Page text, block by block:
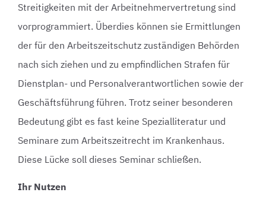
Streitigkeiten mit der Arbeitnehmervertretung sind
vorprogrammiert. Überdies können sie Ermittlungen
der für den Arbeitszeitschutz zuständigen Behörden
nach sich ziehen und zu empfindlichen Strafen für
Dienstplan- und Personalverantwortlichen sowie der
Geschäftsführung führen. Trotz seiner besonderen
Bedeutung gibt es fast keine Spezialliteratur und
Seminare zum Arbeitszeitrecht im Krankenhaus.
Diese Lücke soll dieses Seminar schließen.
Ihr Nutzen